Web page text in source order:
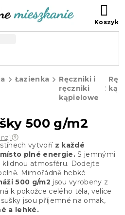
Łazienka
Ręczniki i
ręczniki
kąpielowe
500 g/m2
vytvoří z každé
plné energie. S jemnými
atmosféru. Dodejte
Mimořádně hebké
500 g/m2 jsou vyrobeny z
k pokožce celého těla, velice
jsou příjemné na omak,
a lehké.